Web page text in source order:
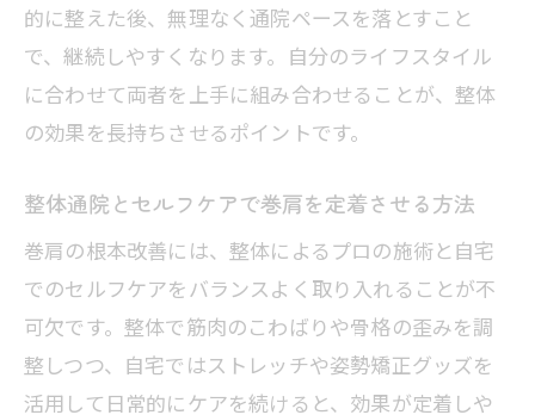
的に整えた後、無理なく通院ペースを落とすこと
で、継続しやすくなります。自分のライフスタイル
に合わせて両者を上手に組み合わせることが、整体
の効果を長持ちさせるポイントです。
整体通院とセルフケアで巻肩を定着させる方法
巻肩の根本改善には、整体によるプロの施術と自宅
でのセルフケアをバランスよく取り入れることが不
可欠です。整体で筋肉のこわばりや骨格の歪みを調
整しつつ、自宅ではストレッチや姿勢矯正グッズを
活用して日常的にケアを続けると、効果が定着しや